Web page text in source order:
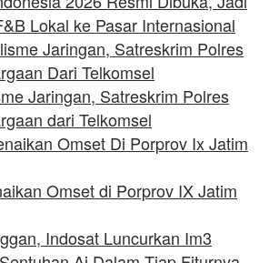
Lokal ke Pasar Internasional
Jaringan, Satreskrim Polres
dari Telkomsel
Omset di Porprov IX Jatim